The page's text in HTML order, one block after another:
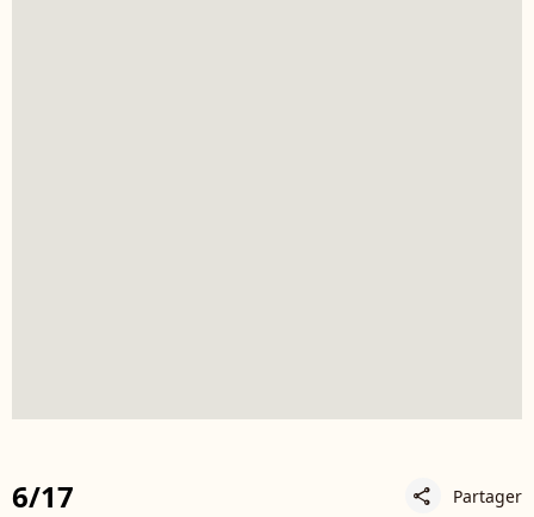
6/17 share Partager